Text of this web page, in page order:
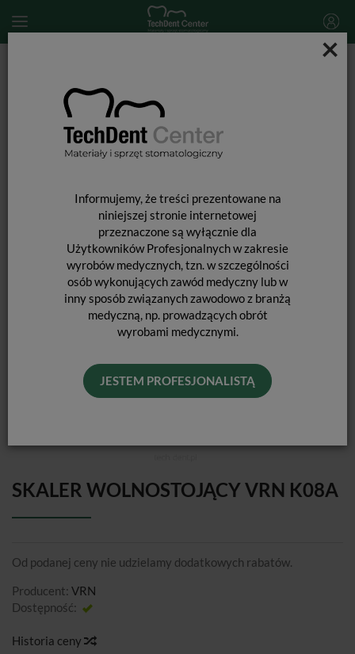
×
Informujemy, że treści prezentowane na
niniejszej stronie internetowej
przeznaczone są wyłącznie dla
Użytkowników Profesjonalnych w zakresie
wyrobów medycznych, tzn. w szczególności
osób wykonujących zawód medyczny lub w
inny sposób związanych zawodowo z branżą
medyczną, np. prowadzących obrót
wyrobami medycznymi.
JESTEM PROFESJONALISTĄ
Skaler wolnostojący VRN K08A
SKALER WOLNOSTOJĄCY VRN K08A
Od podanej ceny nie udzielamy dodatkowych rabatów.
Producent: VRN
Dostępność:
Historia ceny